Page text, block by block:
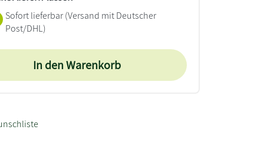
Sofort lieferbar(Versand mit Deutscher
Post/DHL)
In den Warenkorb